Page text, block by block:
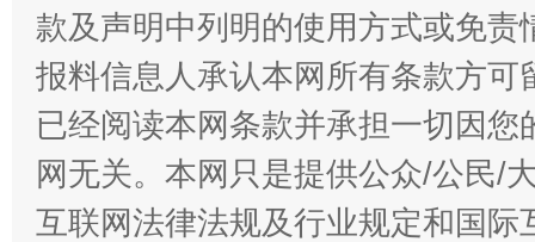
款及声明中列明的使用方式或免责
报料信息人承认本网所有条款方
已经阅读本网条款并承担一切因
网无关。本网只是提供公众/公民/
互联网法律法规及行业规定和国